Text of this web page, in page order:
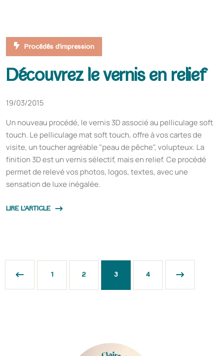
Procédés d'impression
Découvrez le vernis en relief
19/03/2015
Un nouveau procédé, le vernis 3D associé au pelliculage soft
touch. Le pelliculage mat soft touch, offre à vos cartes de
visite, un toucher agréable "peau de pêche", volupteux. La
finition 3D est un vernis sélectif, mais en relief. Ce procédé
permet de relevé vos photos, logos, textes, avec une
sensation de luxe inégalée.
LIRE L'ARTICLE
1 2 3 4